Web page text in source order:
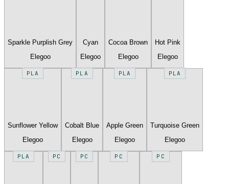
Sparkle Purplish Grey
Elegoo
Cyan
Elegoo
Cocoa Brown
Elegoo
Hot Pink
Elegoo
PLA
Sunflower Yellow
Elegoo
PLA
Cobalt Blue
Elegoo
PLA
Apple Green
Elegoo
PLA
Turquoise Green
Elegoo
PLA PC PC PC PC